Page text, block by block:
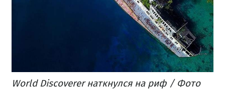
World Discoverer наткнулся на риф / Фото